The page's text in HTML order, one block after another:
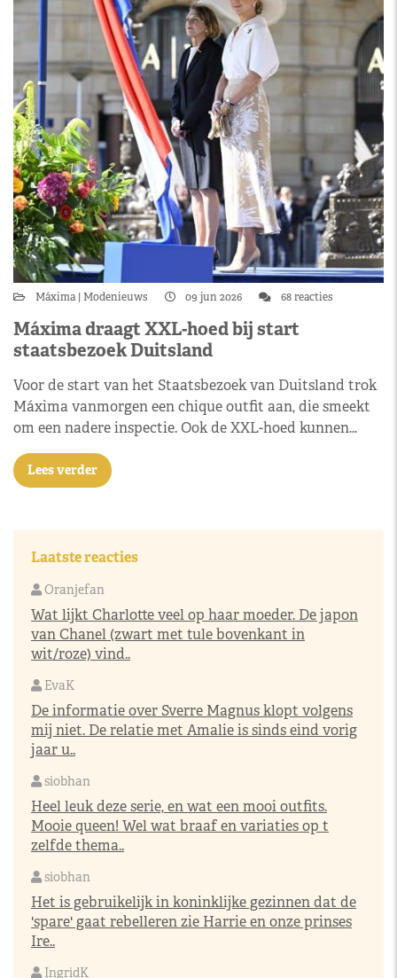
Máxima Modenieuws 09 jun 2026 68 reacties
Máxima draagt XXL-hoed bij start
staatsbezoek Duitsland
Voor de start van het Staatsbezoek van Duitsland trok
Máxima vanmorgen een chique outfit aan, die smeekt
om een nadere inspectie. Ook de XXL-hoed kunnen…
Lees verder
Laatste reacties
Oranjefan
Wat lijkt Charlotte veel op haar moeder. De japon
van Chanel (zwart met tule bovenkant in
wit/roze) vind..
EvaK
De informatie over Sverre Magnus klopt volgens
mij niet. De relatie met Amalie is sinds eind vorig
jaar u..
siobhan
Heel leuk deze serie, en wat een mooi outfits.
Mooie queen! Wel wat braaf en variaties op t
zelfde thema..
siobhan
Het is gebruikelijk in koninklijke gezinnen dat de
'spare' gaat rebelleren zie Harrie en onze prinses
Ire..
IngridK